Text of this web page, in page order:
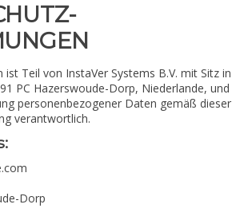
ist Teil von InstaVer Systems B.V. mit Sitz in
PC Hazerswoude-Dorp, Niederlande, und
personenbezogener Daten gemäß dieser
verantwortlich.
Dorp